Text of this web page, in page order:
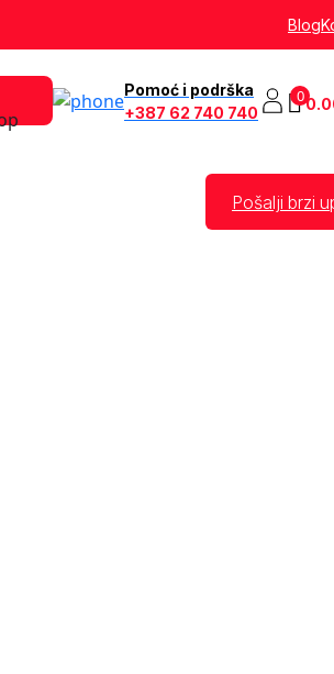
Blog
Pomoć i podrška
+387 62 740 740
0
Pošalji brzi